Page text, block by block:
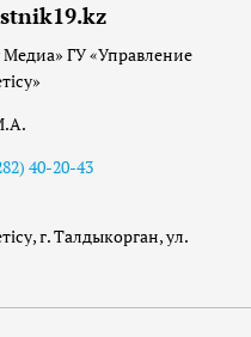
ГУ «Управление
40-20-43
г. Талдыкорган, ул.